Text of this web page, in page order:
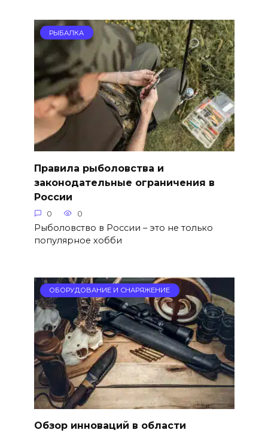
РЫБАЛКА
Правила рыболовства и
законодательные ограничения в
России
0 0
Рыболовство в России – это не только
популярное хобби
ОБОРУДОВАНИЕ И СНАРЯЖЕНИЕ
Обзор инноваций в области